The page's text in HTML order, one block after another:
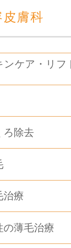
皮膚科
ンケア・リフ
ろ除去
治療
の薄毛治療